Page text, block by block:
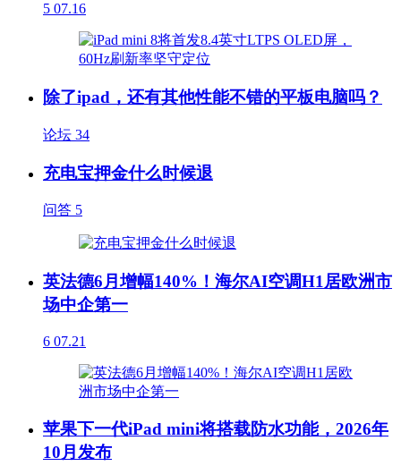
5 07.16
除了ipad，还有其他性能不错的平板电脑吗？
论坛 34
充电宝押金什么时候退
问答 5
英法德6月增幅140%！海尔AI空调H1居欧洲市
场中企第一
6 07.21
苹果下一代iPad mini将搭载防水功能，2026年
10月发布